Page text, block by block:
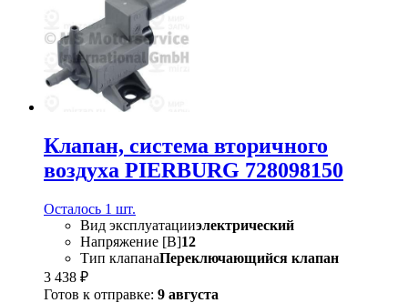
Клапан, система вторичного
воздуха PIERBURG 728098150
Осталось 1 шт.
Вид эксплуатацииэлектрический
Напряжение [В]12
Тип клапанаПереключающийся клапан
3 438 ₽
Готов к отправке: 9 августа